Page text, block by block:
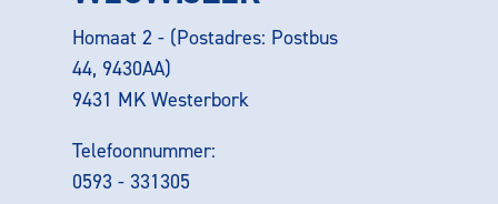
Homaat 2 - (Postadres: Postbus
44, 9430AA)
9431 MK Westerbork
Telefoonnummer:
0593 - 331305